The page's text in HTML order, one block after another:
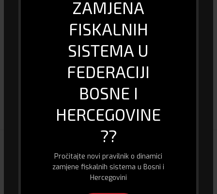
ZAMJENA
FISKALNIH
SISTEMA U
FEDERACIJI
BOSNE I
HERCEGOVINE
??
Pročitajte novi pravilnik o dinamici
zamjene fiskalnih sistema u Bosni i
Hercegovini